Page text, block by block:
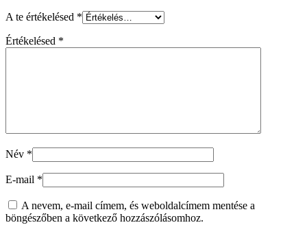
A te értékelésed *
Értékelésed *
Név *
E-mail *
A nevem, e-mail címem, és weboldalcímem mentése a
böngészőben a következő hozzászólásomhoz.